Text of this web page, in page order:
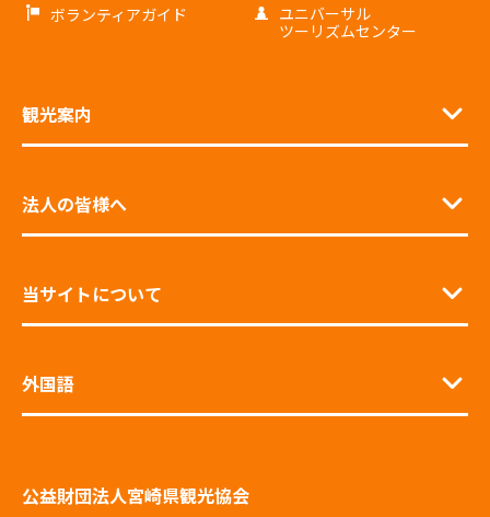
ボランティアガイド
ユニバーサル
ツーリズムセンター
観光案内
法人の皆様へ
当サイトについて
外国語
公益財団法人宮崎県観光協会